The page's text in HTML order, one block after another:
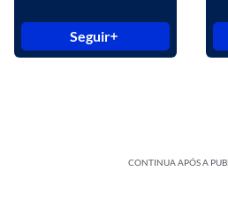
Seguir
CONTINUA APÓS A